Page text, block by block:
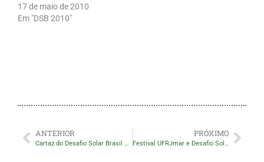
17 de maio de 2010
Em "DSB 2010"
ANTERIOR
Cartaz do Desafio Solar Brasil 2010 em Cabo frio
PRÓXIMO
Festival UFRJmar e Desafio Solar juntos